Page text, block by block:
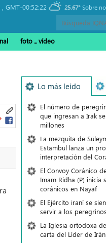
GMT-00:52:22 25.67°Sobre
foto ـ vídeo
Lo más leído
El número de
que ingresan a Irak
millones
La mezquita de
Estambul lanza un
interpretación del
El Convoy Coránico
Imam Ridha (P) inicia
coránicos en Nayaf
El Ejército iraní se
servir a los
La Iglesia ortodoxa
carta del Líder de Irán